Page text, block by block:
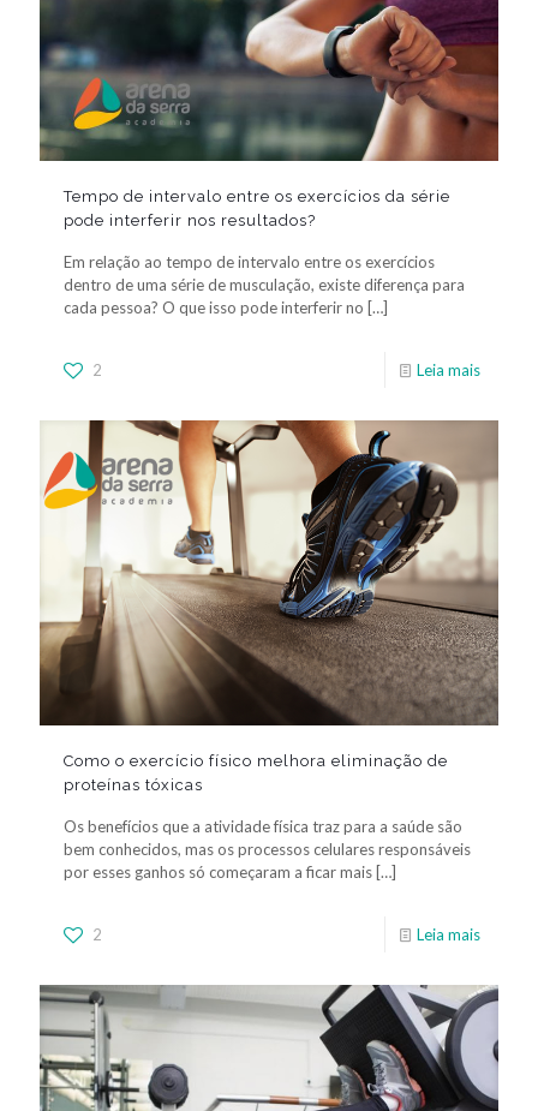
Tempo de intervalo entre os exercícios da série
pode interferir nos resultados?
Em relação ao tempo de intervalo entre os exercícios
dentro de uma série de musculação, existe diferença para
cada pessoa? O que isso pode interferir no […]
2 Leia mais
Como o exercício físico melhora eliminação de
proteínas tóxicas
Os benefícios que a atividade física traz para a saúde são
bem conhecidos, mas os processos celulares responsáveis
por esses ganhos só começaram a ficar mais […]
2 Leia mais